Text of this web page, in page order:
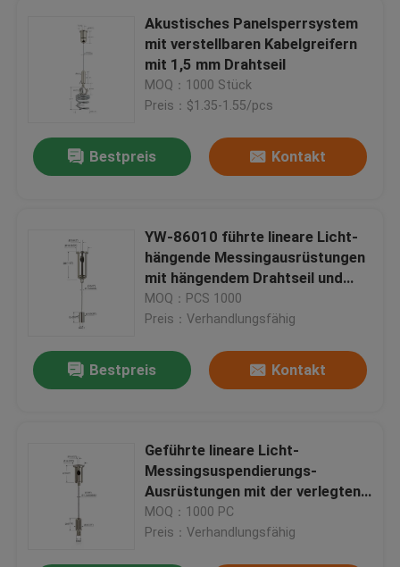
Akustisches Panelsperrsystem
mit verstellbaren Kabelgreifern
mit 1,5 mm Drahtseil
MOQ：1000 Stück
Preis：$1.35-1.55/pcs
Bestpreis Kontakt
YW-86010 führte lineare Licht-
hängende Messingausrüstungen
mit hängendem Drahtseil und
Bolzen
MOQ：PCS 1000
Preis：Verhandlungsfähig
Bestpreis Kontakt
Geführte lineare Licht-
Messingsuspendierungs-
Ausrüstungen mit der verlegten
Bolzen-mehrfachen Farbe
optional
MOQ：1000 PC
Preis：Verhandlungsfähig